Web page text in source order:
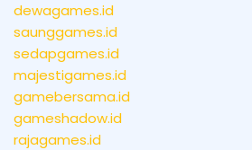
dewagames.id
saunggames.id
sedapgames.id
majestigames.id
gamebersama.id
gameshadow.id
rajagames.id